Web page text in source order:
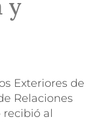
y
Exteriores de
Relaciones
al